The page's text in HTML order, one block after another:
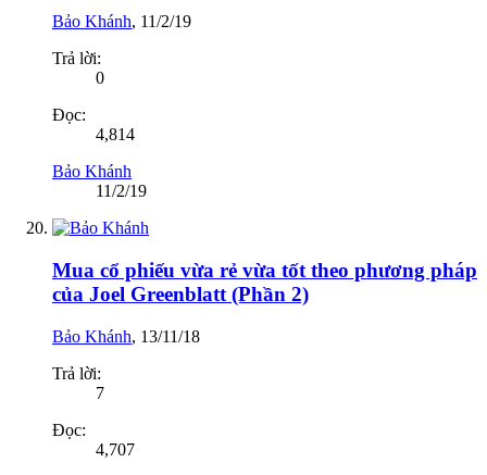
Bảo Khánh, 11/2/19
Trả lời:
0
Đọc:
4,814
Bảo Khánh
11/2/19
Mua cổ phiếu vừa rẻ vừa tốt theo phương pháp
của Joel Greenblatt (Phần 2)
Bảo Khánh, 13/11/18
Trả lời:
7
Đọc:
4,707